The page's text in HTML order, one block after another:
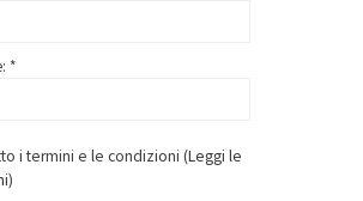
*
i termini e le condizioni (Leggi le
)